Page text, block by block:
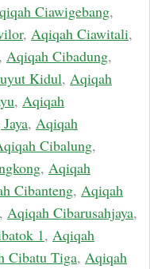
Ciawigebang,
, Aqiqah Ciawitali,
, Aqiqah Cibadung,
Kidul, Aqiqah
, Aqiqah
, Aqiqah
Cibalung,
, Aqiqah
Cibanteng, Aqiqah
, Aqiqah Cibarusahjaya,
1, Aqiqah
Cibatu Tiga, Aqiqah